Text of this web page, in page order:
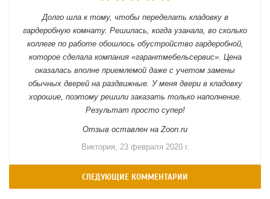
Долго шла к тому, чтобы переделать кладовку в
гардеробную комнату. Решилась, когда узанала, во сколько
коллеге по работе обошлось обустройство гардеробной,
которое сделала компания «гарантмебельсервис». Цена
оказалась вполне приемлемой даже с учетом замены
обычных дверей на раздвижные. У меня двери в кладовку
хорошие, поэтому решили заказать только наполнение.
Результат просто супер!
Отзыв оставлен на Zoon.ru
Виктория, 23 февраля 2020 г.
СЛЕДУЮЩИЕ КОММЕНТАРИИ